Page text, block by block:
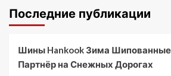
Последние публикации
Шины Hankook Зима
Партнёр на Снежных Дорогах